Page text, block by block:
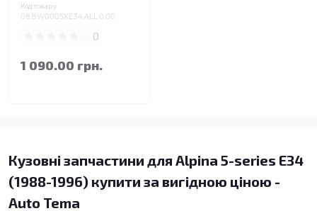
Код товару:
08.BW0005XE34.ALL.0.00
0
1 090.00 грн.
Кузовні запчастини для Alpina 5-series E34
(1988-1996) купити за вигідною ціною -
Auto Tema